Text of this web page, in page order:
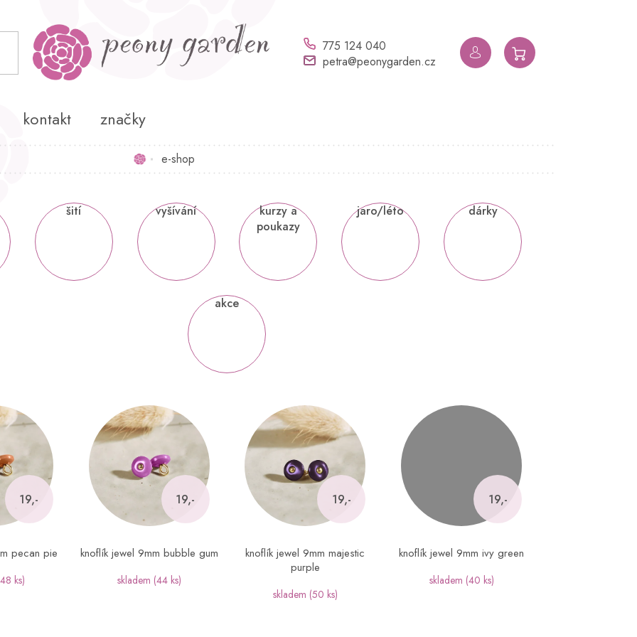
775 124 040
petra@peonygarden.cz
kontakt značky
Domůe-shop
šití vyšívání
kurzy a
poukazy
jaro/léto dárky
akce
19,-
pecan pie
ks)
19,-
knoflík jewel 9mm bubble gum
skladem (44 ks)
19,-
knoflík jewel 9mm majestic
purple
skladem (50 ks)
19,-
knoflík jewel 9mm ivy green
skladem (40 ks)